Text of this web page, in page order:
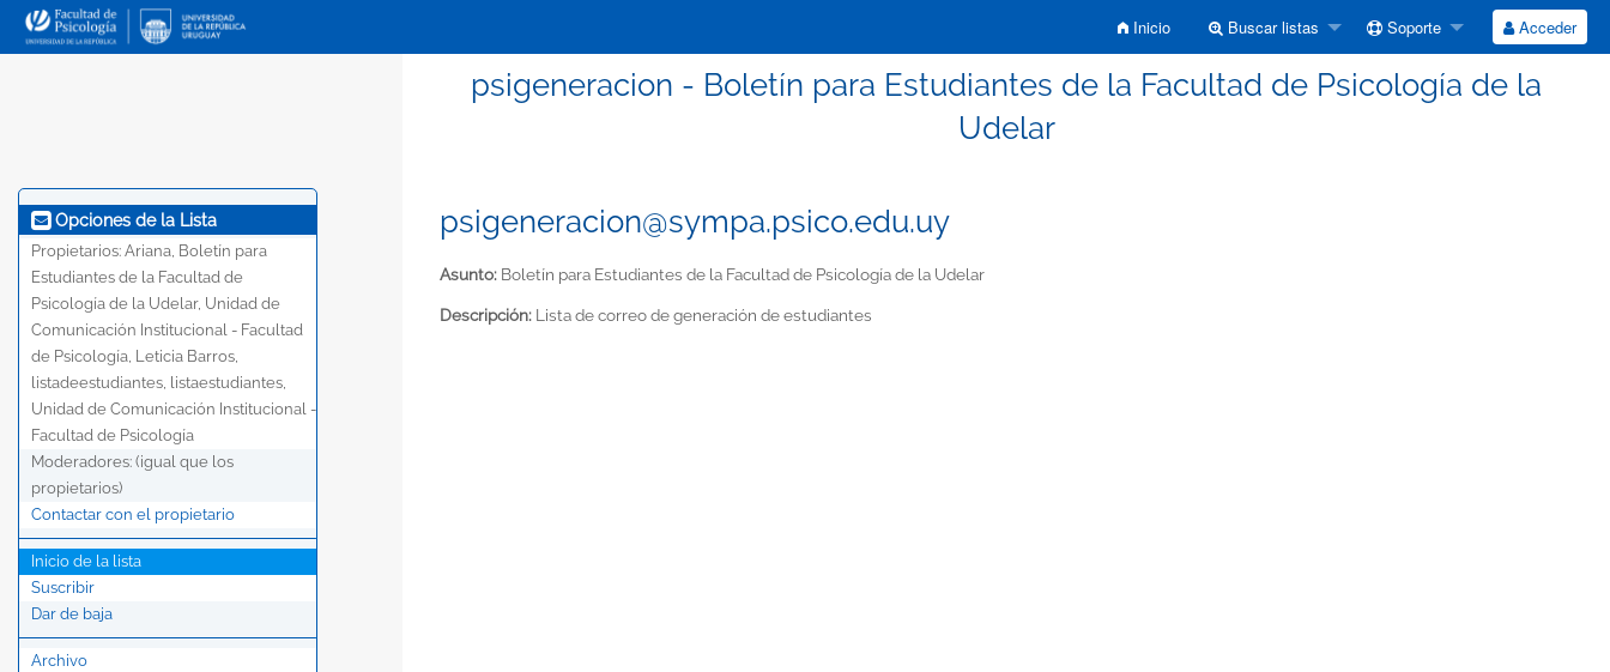
Inicio Buscar listas Soporte Acceder
psigeneracion - Boletín para Estudiantes de la Facultad de Psicología de la
Udelar
Opciones de la Lista
Propietarios: Ariana, Boletín para
Estudiantes de la Facultad de
Psicología de la Udelar, Unidad de
Comunicación Institucional - Facultad
de Psicología, Leticia Barros,
listadeestudiantes, listaestudiantes,
Unidad de Comunicación Institucional -
Facultad de Psicología
Moderadores: (igual que los
propietarios)
Contactar con el propietario
Inicio de la lista
Suscribir
Dar de baja
Archivo
psigeneracion@sympa.psico.edu.uy
Asunto: Boletín para Estudiantes de la Facultad de Psicología de la Udelar
Descripción: Lista de correo de generación de estudiantes